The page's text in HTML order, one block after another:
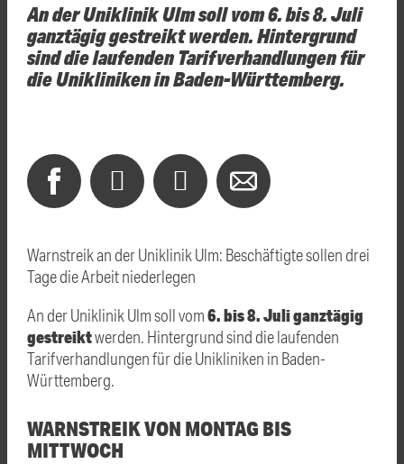
An der Uniklinik Ulm soll vom 6. bis 8. Juli
ganztägig gestreikt werden. Hintergrund
sind die laufenden Tarifverhandlungen für
die Unikliniken in Baden-Württemberg.
Warnstreik an der Uniklinik Ulm: Beschäftigte sollen drei
Tage die Arbeit niederlegen
An der Uniklinik Ulm soll vom6. bis 8. Juli ganztägig
gestreiktwerden. Hintergrund sind die laufenden
Tarifverhandlungen für die Unikliniken in Baden-
Württemberg.
WARNSTREIK VON MONTAG BIS
MITTWOCH